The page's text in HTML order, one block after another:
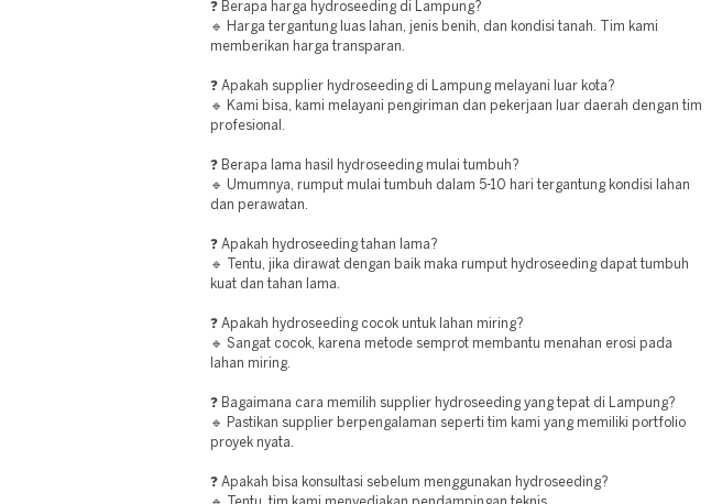
❓ Berapa harga hydroseeding di Lampung?
🔹 Harga tergantung luas lahan, jenis benih, dan kondisi tanah. Tim kami
memberikan harga transparan.
❓ Apakah supplier hydroseeding di Lampung melayani luar kota?
🔹 Kami bisa, kami melayani pengiriman dan pekerjaan luar daerah dengan tim
profesional.
❓ Berapa lama hasil hydroseeding mulai tumbuh?
🔹 Umumnya, rumput mulai tumbuh dalam 5-10 hari tergantung kondisi lahan
dan perawatan.
❓ Apakah hydroseeding tahan lama?
🔹 Tentu, jika dirawat dengan baik maka rumput hydroseeding dapat tumbuh
kuat dan tahan lama.
❓ Apakah hydroseeding cocok untuk lahan miring?
🔹 Sangat cocok, karena metode semprot membantu menahan erosi pada
lahan miring.
❓ Bagaimana cara memilih supplier hydroseeding yang tepat di Lampung?
🔹 Pastikan supplier berpengalaman seperti tim kami yang memiliki portfolio
proyek nyata.
❓ Apakah bisa konsultasi sebelum menggunakan hydroseeding?